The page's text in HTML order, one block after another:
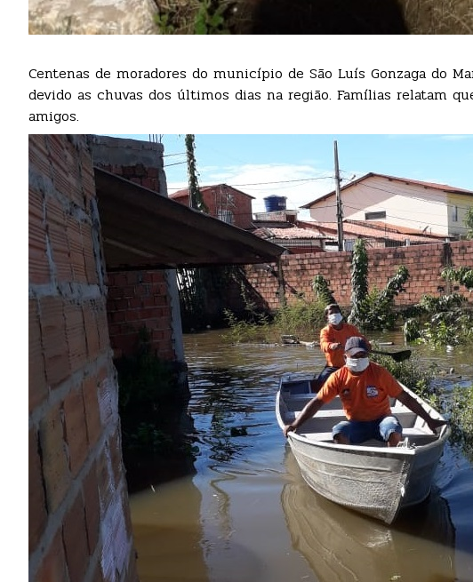
Centenas de moradores do município de São Luís Gonzaga do
devido as chuvas dos últimos dias na região. Famílias relatam
amigos.